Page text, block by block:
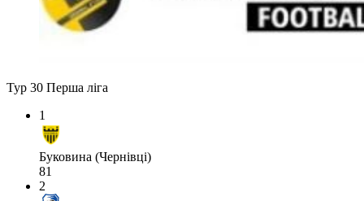
Тур 30 Перша ліга
1
Буковина (Чернівці)
81
2